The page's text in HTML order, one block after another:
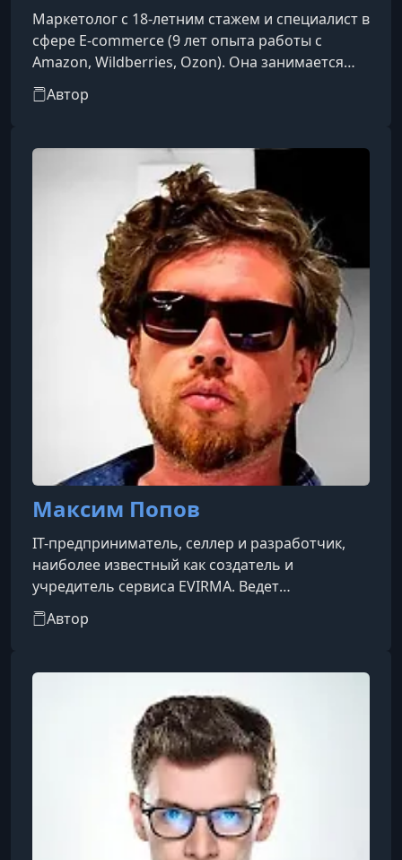
Маркетолог с 18-летним стажем и специалист в
сфере E-commerce (9 лет опыта работы с
Amazon, Wildberries, Ozon). Она занимается
бренд-маркетингом, PR, управлением продаж
и созданием бизнес-проектов с нуля. Она
курсов (например, по контент-маркетингу,
стратегиям продаж без бюджета и email-
рассылкам на платформе Lectera)
Автор
Максим Попов
IT-предприниматель, селлер и разработчик,
наиболее известный как создатель и
учредитель сервиса EVIRMA. Ведет
профильные Telegram-каналы (например,
«Максим Попов. Система и масштабирование
Wildberries»), где делится экспертным опытом
в продвижении, оцифровке, SEO-оптимизации
и автоматизации торговли.
Автор